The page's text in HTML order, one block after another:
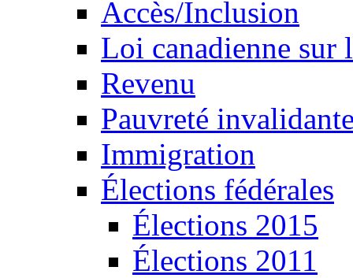
Accès/Inclusion
Loi canadienne sur
Revenu
Pauvreté
Immigration
Élections fédérales
Élections 2015
Élections 2011